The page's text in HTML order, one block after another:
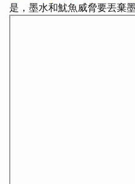
是，墨水和魷魚威脅要丟棄